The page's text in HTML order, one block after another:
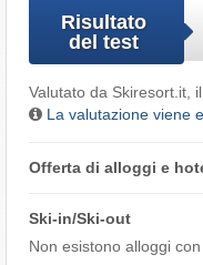
Risultato
del test
Valutato da Skiresort.it,
La valutazione viene
Offerta di alloggi e
Ski-in/Ski-out
Non esistono alloggi